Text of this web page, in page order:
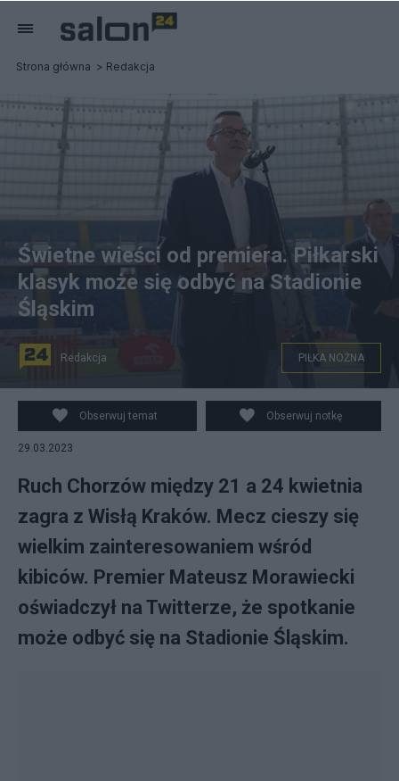
Strona główna Redakcja
Świetne wieści od premiera. Piłkarski
klasyk może się odbyć na Stadionie
Śląskim
Redakcja PIŁKA NOŻNA
Obserwuj temat Obserwuj notkę
29.03.2023
Ruch Chorzów między 21 a 24 kwietnia
zagra z Wisłą Kraków. Mecz cieszy się
wielkim zainteresowaniem wśród
kibiców. Premier Mateusz Morawiecki
oświadczył na Twitterze, że spotkanie
może odbyć się na Stadionie Śląskim.